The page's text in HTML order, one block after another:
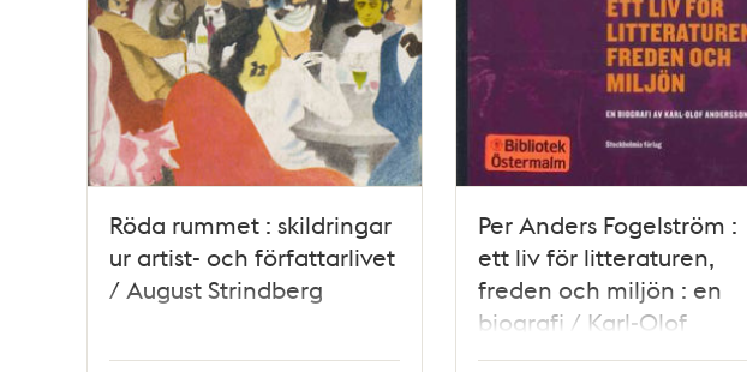
Röda rummet : skildringar
ur artist- och författarlivet
/ August Strindberg
Per Anders Fogelström :
ett liv för litteraturen,
freden och miljön : en
biografi / Karl-Olof
Andersson